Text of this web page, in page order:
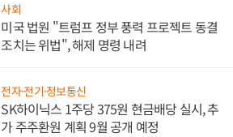
사회
미국 법원 "트럼프 정부 풍력 프로젝트 동결
조치는 위법", 해제 명령 내려
전자·전기·정보통신
SK하이닉스 1주당 375원 현금배당 실시, 추
가 주주환원 계획 9월 공개 예정